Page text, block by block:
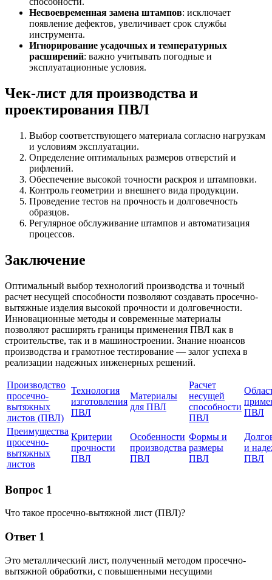
Несвоевременная замена штампов: исключает
появление дефектов, увеличивает срок службы
инструмента.
Игнорирование усадочных и температурных
расширений: важно учитывать погодные и
эксплуатационные условия.
Чек-лист для производства и
проектирования ПВЛ
Выбор соответствующего материала согласно нагрузкам
и условиям эксплуатации.
Определение оптимальных размеров отверстий и
рифлений.
Обеспечение высокой точности раскроя и штамповки.
Контроль геометрии и внешнего вида продукции.
Проведение тестов на прочность и долговечность
образцов.
Регулярное обслуживание штампов и автоматизация
процессов.
Заключение
Оптимальный выбор технологий производства и точный
расчет несущей способности позволяют создавать просечно-
вытяжные изделия высокой прочности и долговечности.
Инновационные методы и современные материалы
позволяют расширять границы применения ПВЛ как в
строительстве, так и в машиностроении. Знание нюансов
производства и грамотное тестирование — залог успеха в
реализации надежных инженерных решений.
Производство
просечно-
вытяжных
листов (ПВЛ)
Технология
изготовления
ПВЛ
Материалы
для ПВЛ
Расчет
несущей
способности
ПВЛ
ПВЛ
Преимущества
просечно-
вытяжных
листов
Критерии
прочности
ПВЛ
Особенности
производства
ПВЛ
Формы и
размеры
ПВЛ
и
ПВЛ
Вопрос 1
Что такое просечно-вытяжной лист (ПВЛ)?
Ответ 1
Это металлический лист, полученный методом просечно-
вытяжной обработки, с повышенными несущими